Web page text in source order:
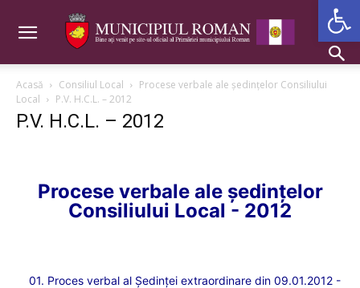
Acasă Consiliul Local
Procese verbale ale şedinţelor Consiliului
Local
P.V. H.C.L. – 2012
P.V. H.C.L. – 2012
Procese verbale ale şedinţelor
Consiliului Local - 2012
01. Proces verbal al Şedinţei extraordinare din 09.01.2012 -